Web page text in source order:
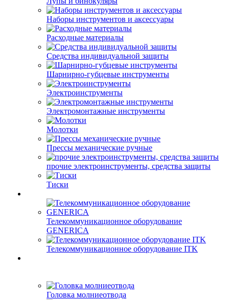
Наборы инструментов и аксессуары
Расходные материалы
Средства индивидуальной защиты
Шарнирно-губцевые инструменты
Электроинструменты
Электромонтажные инструменты
Молотки
Прессы механические ручные
прочие электроинструменты, средства защиты
Тиски
Телекоммуникационное оборудование
GENERICA
Телекоммуникационное оборудование ITK
Головка молниеотвода